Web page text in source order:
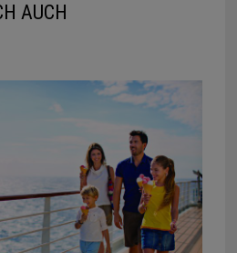
AUCH